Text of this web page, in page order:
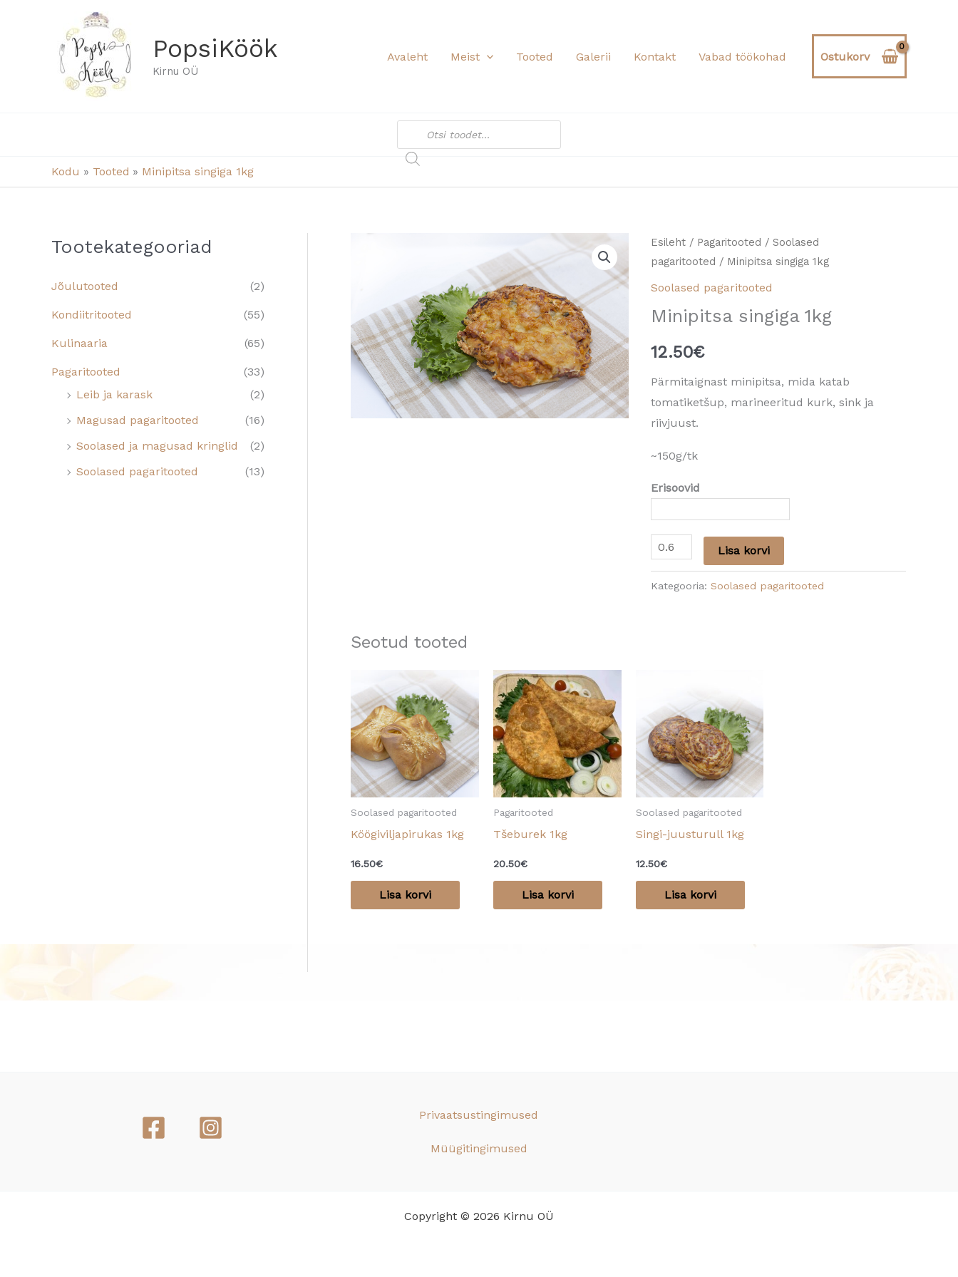
PopsiKöök
Kirnu OÜ
Avaleht Meist Tooted Galerii Kontakt Vabad töökohad Ostukorv
Products
search
Kodu Tooted Minipitsa singiga 1kg
Tootekategooriad
Jõulutooted (2)
Kondiitritooted (55)
Kulinaaria (65)
Pagaritooted
(33)
Leib ja karask
(2)
Magusad pagaritooted
(16)
Soolased ja magusad kringlid
(2)
Soolased pagaritooted
(13)
Esileht/ Pagaritooted / Soolased
pagaritooted / Minipitsa singiga 1kg
Soolased pagaritooted
Minipitsa singiga 1kg
12.50€
Pärmitaignast minipitsa, mida katab
tomatiketšup, marineeritud kurk, sink ja
riivjuust.
~150g/tk
Erisoovid
Minipitsa
singiga
1kg
Lisa korvi
Kategooria: Soolased pagaritooted
Seotud tooted
Soolased pagaritooted
Köögiviljapirukas 1kg
16.50€
Lisa korvi
Pagaritooted
Tšeburek 1kg
20.50€
Lisa korvi
Soolased pagaritooted
Singi-juusturull 1kg
12.50€
Lisa korvi
Privaatsustingimused
Müügitingimused
Copyright © 2026 Kirnu OÜ